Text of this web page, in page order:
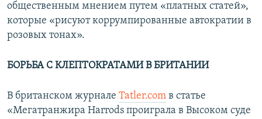
общественным мнением путем «платных статей»,
которые «рисуют коррумпированные автократии в
розовых тонах».
БОРЬБА С КЛЕПТОКРАТАМИ В БРИТАНИИ
В британском журнале Tatler.com в статье
«Мегатранжира Harrods проиграла в Высоком суде